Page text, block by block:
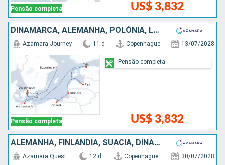
Pensão completa US$ 3,832
DINAMARCA, ALEMANHA, POLÓNIA, LETÔNIA, ESTÃNIA, SUÃCIA
Pensão completa
Azamara Journey 11 d Copenhague 13/07/2028
US$ 3,832
Pensão completa
ALEMANHA, FINLÃNDIA, SUÃCIA, DINAMARCA, LETÔNIA, POLÓNIA, ESTÃNIA
Azamara Quest 12 d Copenhague 30/07/2028